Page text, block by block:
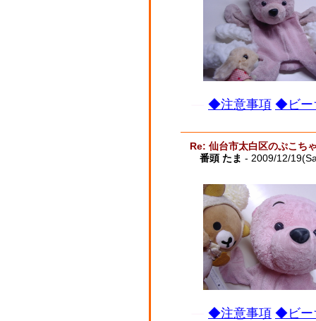
◆注意事項 ◆ビー
Re: 仙台市太白区のぷこち
番頭 たま - 2009/12/
◆注意事項 ◆ビー